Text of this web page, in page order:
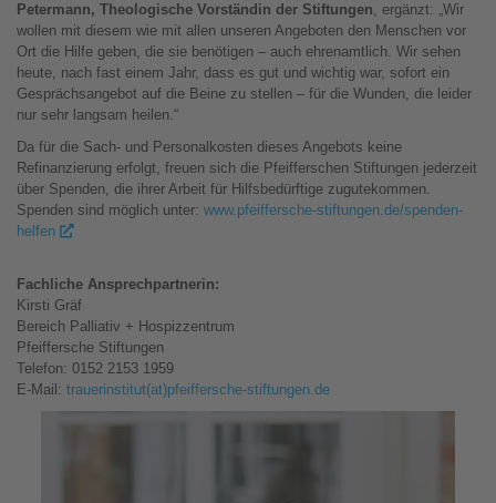
Petermann, Theologische Vorständin der Stiftungen, ergänzt: „Wir
wollen mit diesem wie mit allen unseren Angeboten den Menschen vor
Ort die Hilfe geben, die sie benötigen – auch ehrenamtlich. Wir sehen
heute, nach fast einem Jahr, dass es gut und wichtig war, sofort ein
Gesprächsangebot auf die Beine zu stellen – für die Wunden, die leider
nur sehr langsam heilen.“
Da für die Sach- und Personalkosten dieses Angebots keine
Refinanzierung erfolgt, freuen sich die Pfeifferschen Stiftungen jederzeit
über Spenden, die ihrer Arbeit für Hilfsbedürftige zugutekommen.
Spenden sind möglich unter: www.pfeiffersche-stiftungen.de/spenden-
helfen
Fachliche Ansprechpartnerin:
Kirsti Gräf
Bereich Palliativ + Hospizzentrum
Pfeiffersche Stiftungen
Telefon: 0152 2153 1959
E-Mail: trauerinstitut(at)pfeiffersche-stiftungen.de